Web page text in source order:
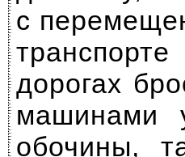
с
дорогах
машинами
обочины,